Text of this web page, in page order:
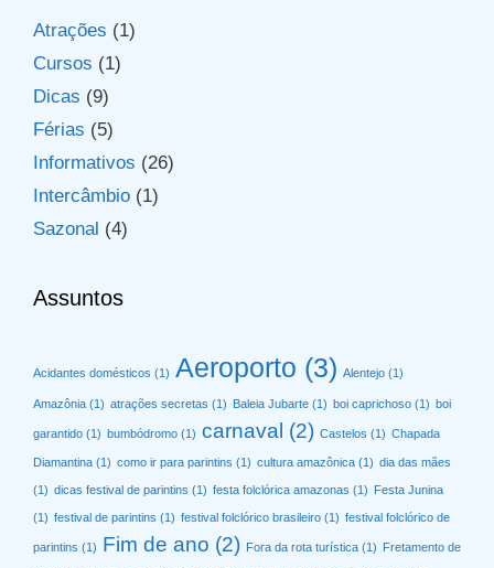
Atrações (1)
Cursos (1)
Dicas (9)
Férias (5)
Informativos (26)
Intercâmbio (1)
Sazonal (4)
Assuntos
Acidantes domésticos (1) Aeroporto (3) Alentejo (1)
Amazônia (1) atrações secretas (1) Baleia Jubarte (1) boi caprichoso (1) boi
garantido (1) bumbódromo (1) carnaval (2) Castelos (1) Chapada
Diamantina (1) como ir para parintins (1) cultura amazônica (1) dia das mães
(1) dicas festival de parintins (1) festa folclórica amazonas (1) Festa Junina
(1) festival de parintins (1) festival folclórico brasileiro (1) festival folclórico de
parintins (1) Fim de ano (2) Fora da rota turística (1) Fretamento de